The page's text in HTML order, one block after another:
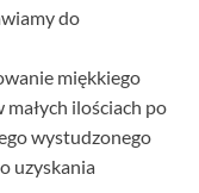
do
miękkiego
małych ilościach po
wystudzonego
uzyskania